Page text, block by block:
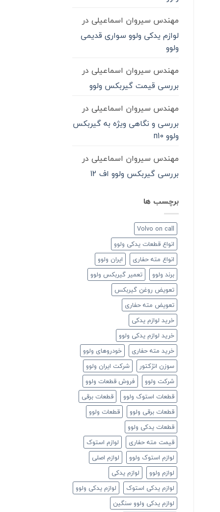
مهندس سیروان اسماعیلی در
لوازم یدکی ولوو سواری قدیمی
ولوو
مهندس سیروان اسماعیلی در
بررسی قیمت گیربکس ولوو
مهندس سیروان اسماعیلی در
بررسی و نگاهی ویژه به گیربکس
ولوو n10
مهندس سیروان اسماعیلی در
بررسی گیربکس ولوو اف 12
برچسب ها
Volvo on call
انواع قطعات یدکی ولوو
انواع مته حفاری
ایران ولوو
برند ولوو
تعمیر گیربکس ولوو
تعویض روغن گیربکس
تعویض مته حفاری
خرید لوازم یدکی
خرید لوازم یدکی ولوو
خرید مته حفاری
خودروهای ولوو
سوزن انژکتور
شرکت ایران ولوو
شرکت ولوو
فروش قطعات ولوو
قطعات استوک ولوو
قطعات برقی
قطعات برقی ولوو
قطعات ولوو
قطعات یدکی ولوو
قیمت مته حفاری
لوازم استوک
لوازم استوک ولوو
لوازم اصلی
لوازم ولوو
لوازم یدکی
لوازم یدکی استوک
لوازم یدکی ولوو
لوازم یدکی ولوو سنگین